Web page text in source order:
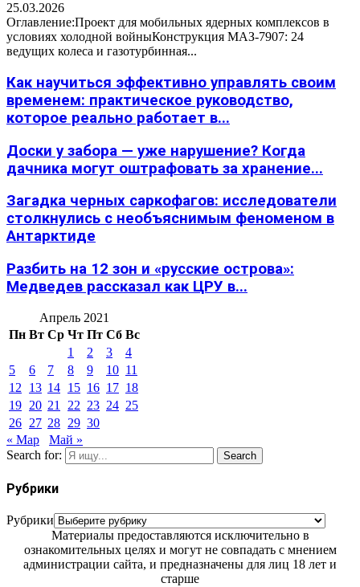
25.03.2026
Оглавление:Проект для мобильных ядерных комплексов в
условиях холодной войныКонструкция МАЗ-7907: 24
ведущих колеса и газотурбинная...
Как научиться эффективно управлять своим
временем: практическое руководство,
которое реально работает в...
Доски у забора — уже нарушение? Когда
дачника могут оштрафовать за хранение...
Загадка черных саркофагов: исследователи
столкнулись с необъяснимым феноменом в
Антарктиде
Разбить на 12 зон и «русские острова»:
Медведев рассказал как ЦРУ в...
Апрель 2021
Пн Вт Ср Чт Пт Сб Вс
1
2 3
4
5
6 7 8 9 10 11
12
13 14 15 16 17 18
19 20 21 22 23 24 25
26 27 28 29 30
« Мар
Май »
Search for:
Search
Рубрики
Рубрики
Материалы предоставляются исключительно в
ознакомительных целях и могут не совпадать с мнением
администрации сайта, и предназначены для лиц 18 лет и
старше